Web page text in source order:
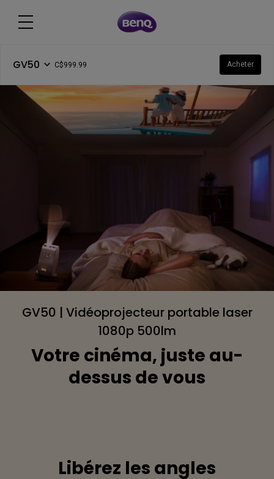
GV50 C$999.99 Acheter
GV50 | Vidéoprojecteur portable laser
1080p 500lm
Votre cinéma, juste au-
dessus de vous
Libérez les angles